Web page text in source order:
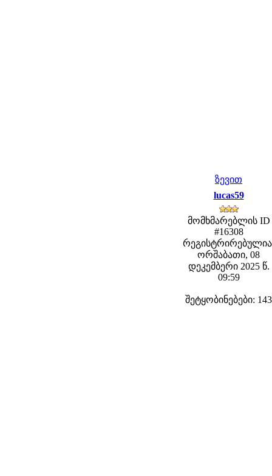
ზევით
lucas59
მომხმარებლის ID
#16308
ორშაბათი, 08
დეკემბერი 2025 წ.
09:59
შეტყობინებები: 143